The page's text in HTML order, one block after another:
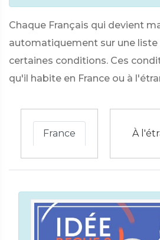
Chaque Français qui devient
automatiquement sur une liste
certaines conditions. Ces
qu'il habite en France ou à
France À